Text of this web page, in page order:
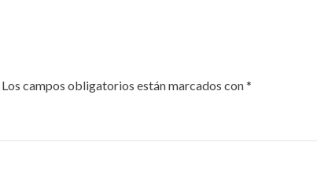
Los campos obligatorios están marcados con*